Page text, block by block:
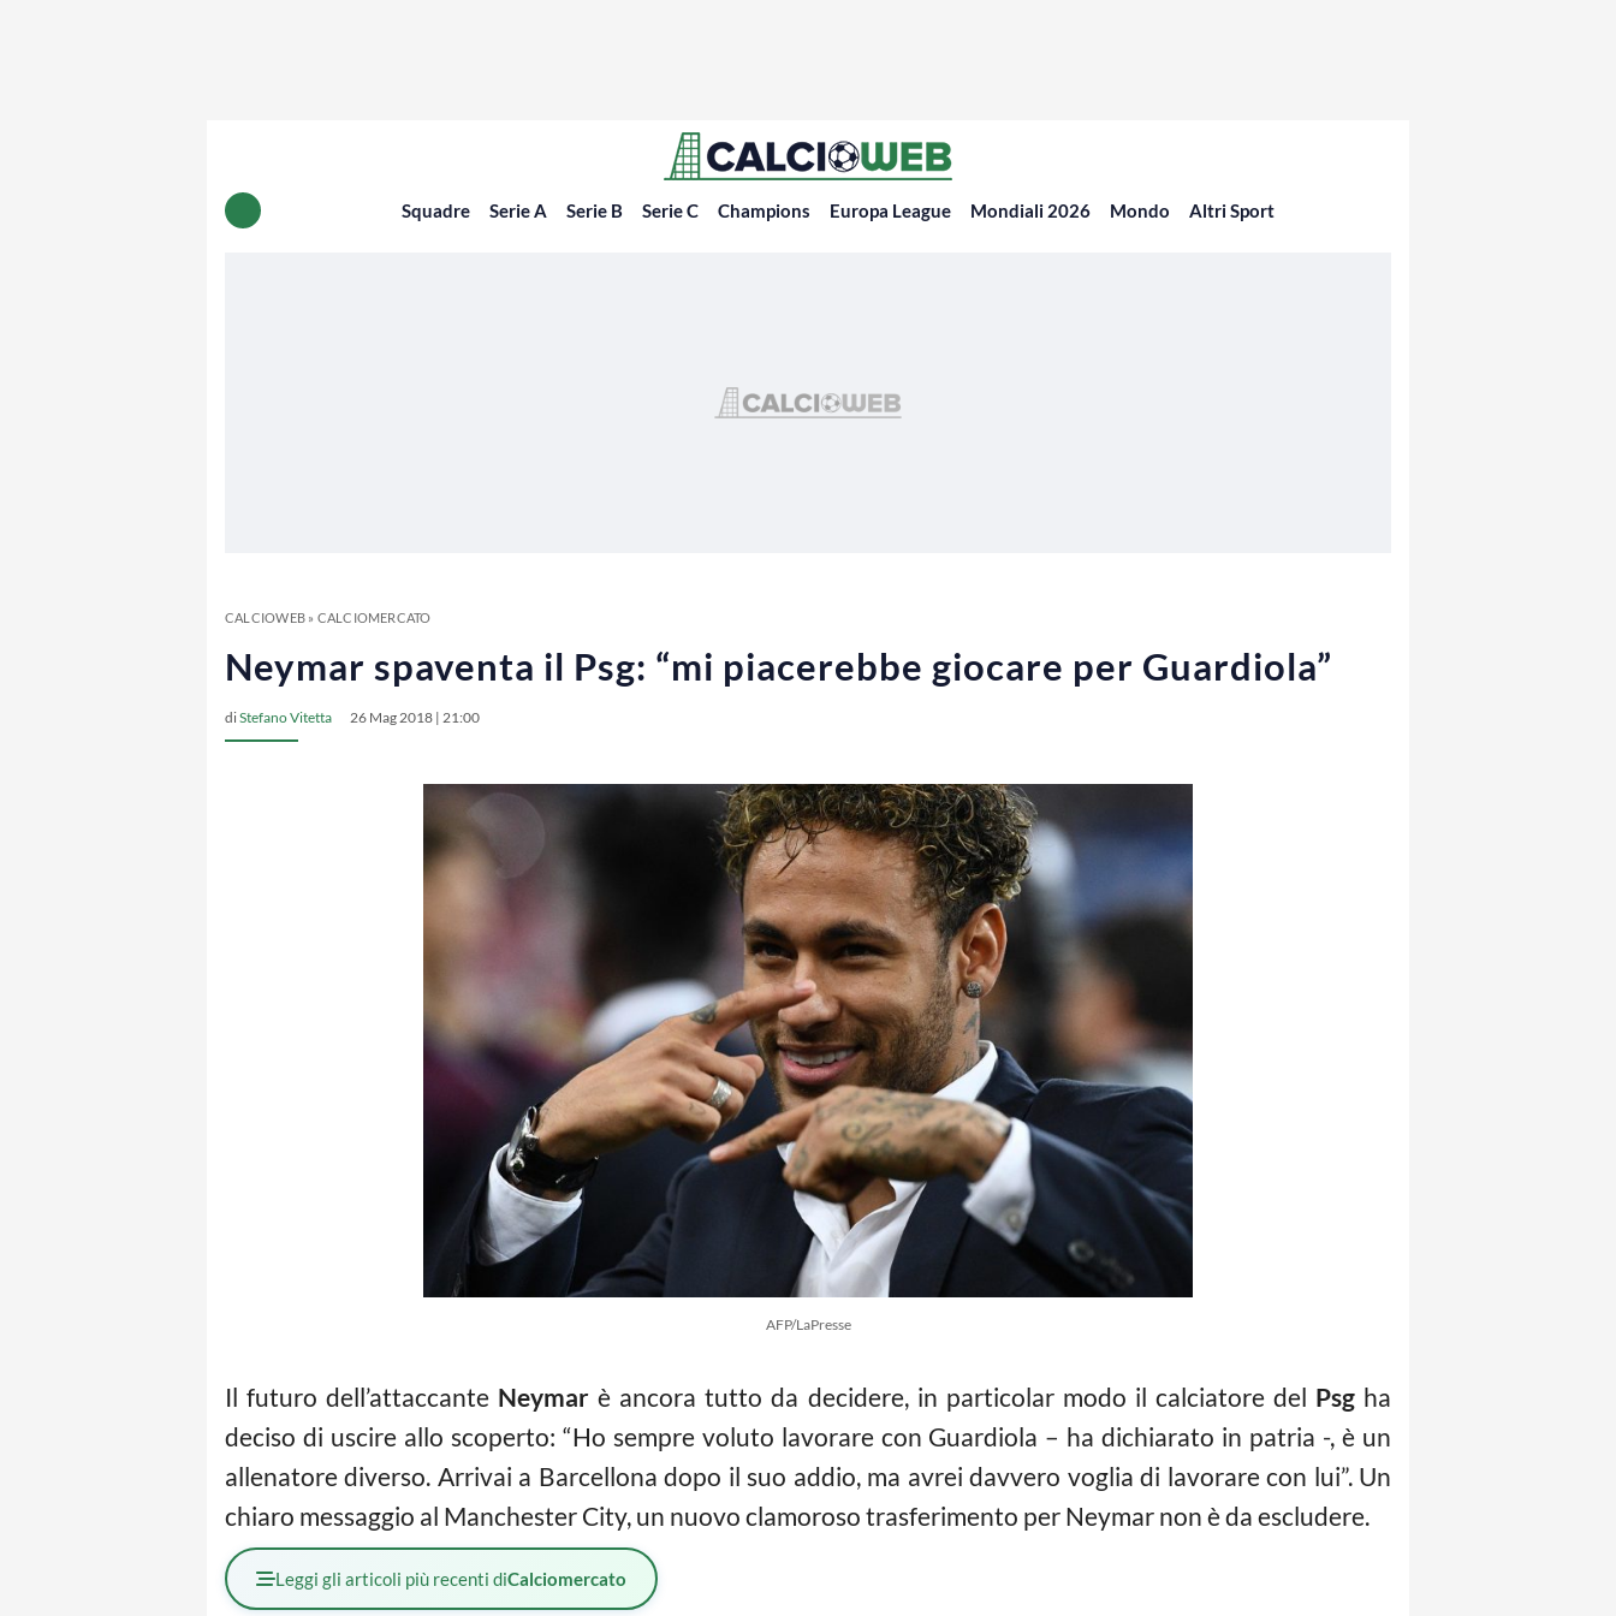
Squadre Serie A Serie B Serie C Champions Europa League Mondiali 2026 Mondo Altri Sport
CALCIOWEB» CALCIOMERCATO
Neymar spaventa il Psg: “mi piacerebbe giocare per Guardiola”
diStefano Vitetta 26 Mag 2018 | 21:00
AFP/LaPresse
Il futuro dell’attaccante Neymar è ancora tutto da decidere, in particolar modo il calciatore del Psgha
deciso di uscire allo scoperto: “Ho sempre voluto lavorare con Guardiola – ha dichiarato in patria -, è un
allenatore diverso. Arrivai a Barcellona dopo il suo addio, ma avrei davvero voglia di lavorare con lui”. Un
chiaro messaggio al Manchester City, un nuovo clamoroso trasferimento per Neymar non è da escludere.
Leggi gli articoli più recenti diCalciomercato